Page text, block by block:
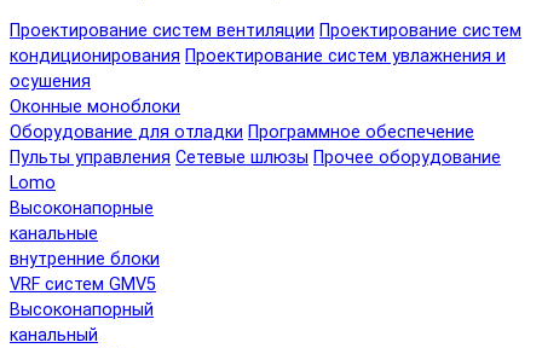
Проектирование систем вентиляции Проектирование систем
кондиционирования Проектирование систем увлажнения и
осушения
Оконные моноблоки
Оборудование для отладки Программное обеспечение
Пульты управления Сетевые шлюзы Прочее оборудование
Lomo
Высоконапорные
канальные
внутренние блоки
VRF систем GMV5
Высоконапорный
канальный